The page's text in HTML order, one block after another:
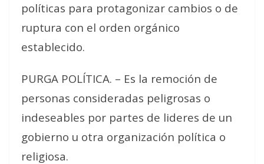
políticas para protagonizar cambios o de
ruptura con el orden orgánico
establecido.
PURGA POLÍTICA. – Es la remoción de
personas consideradas peligrosas o
indeseables por partes de lideres de un
gobierno u otra organización política o
religiosa.